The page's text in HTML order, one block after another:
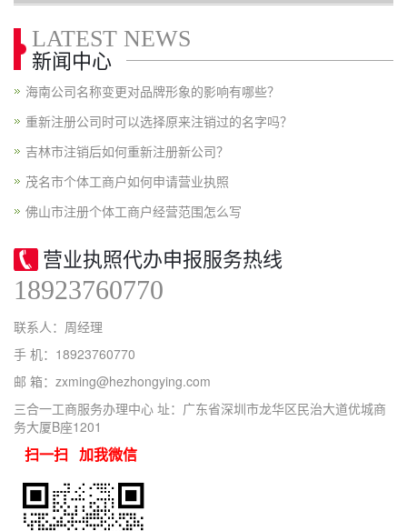
LATEST NEWS
新闻中心
海南公司名称变更对品牌形象的影响有哪些？
重新注册公司时可以选择原来注销过的名字吗？
吉林市注销后如何重新注册新公司？
茂名市个体工商户如何申请营业执照
佛山市注册个体工商户经营范围怎么写
营业执照代办申报服务热线
18923760770
联系人：周经理
手 机：18923760770
邮 箱：zxming@hezhongying.com
三合一工商服务办理中心 址：广东省深圳市龙华区民治大道优城商
务大厦B座1201
扫一扫 加我微信